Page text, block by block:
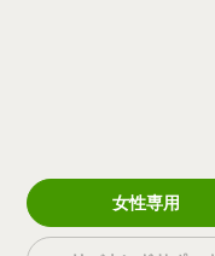
女性専用